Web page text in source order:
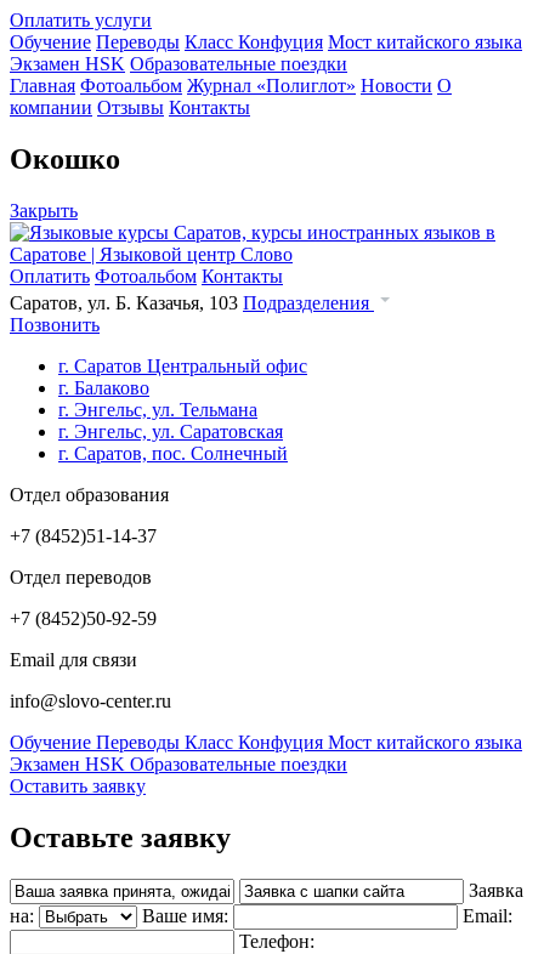
Оплатить услуги
Обучение Переводы Класс Конфуция Мост китайского языка
Экзамен HSK Образовательные поездки
Главная Фотоальбом Журнал «Полиглот» Новости О
компании Отзывы Контакты
Окошко
Закрыть
Оплатить Фотоальбом Контакты
Саратов, ул. Б. Казачья, 103 Подразделения
Позвонить
г. Саратов Центральный офис
г. Балаково
г. Энгельс, ул. Тельмана
г. Энгельс, ул. Саратовская
г. Саратов, пос. Солнечный
Отдел образования
+7 (8452)51-14-37
Отдел переводов
+7 (8452)50-92-59
Email для связи
info@slovo-center.ru
Обучение Переводы Класс Конфуция Мост китайского языка
Экзамен HSK Образовательные поездки
Оставить заявку
Оставьте заявку
Заявка
на:
Ваше имя:
Email:
Телефон: